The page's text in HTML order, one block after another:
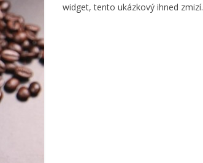
widget, tento ukázkový ihned zmizí.